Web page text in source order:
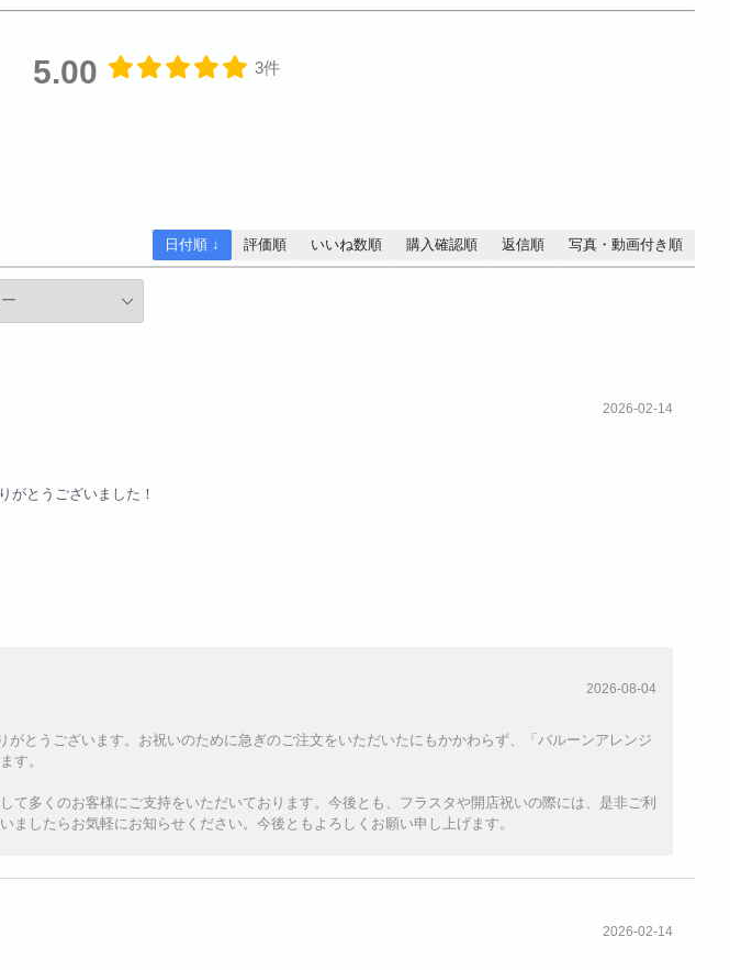
5.00 3件
日付順 ↓ 評価順 いいね数順 購入確認順 返信順 写真・動画付き順
2026-02-14
がとうございました！
2026-08-04
とうございます。お祝いのために急ぎのご注文をいただいたにもかかわらず、「バルーンアレンジ
す。
て多くのお客様にご支持をいただいております。今後とも、フラスタや開店祝いの際には、是非ご利
ましたらお気軽にお知らせください。今後ともよろしくお願い申し上げます。
2026-02-14